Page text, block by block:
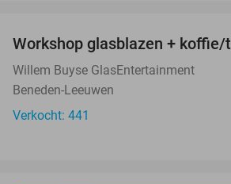
Workshop glasblazen + koffie/
Willem Buyse GlasEntertainment
Beneden-Leeuwen
Verkocht: 441